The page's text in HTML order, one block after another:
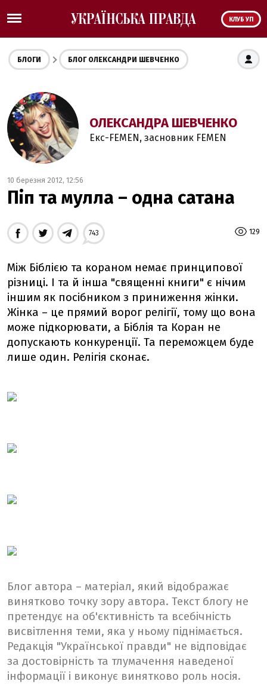
КЛУБ УП
БЛОГИ БЛОГ ОЛЕКСАНДРИ ШЕВЧЕНКО
ОЛЕКСАНДРА ШЕВЧЕНКО
Екс-FEMEN, засновник FEMEN
10 березня 2012, 12:56
Піп та мулла – одна сатана
129
743
Між Біблією та кораном немає принципової
різниці. І та й інша "священні книги" є нічим
іншим як посібником з приниження жінки.
Жінка – це прямий ворог релігії, тому що вона
може підкорювати, а Біблія та Коран не
допускають конкуренції. Та переможцем буде
лише один. Релігія сконає.
Блог автора – матеріал, який відображає
винятково точку зору автора. Текст блогу не
претендує на об'єктивність та всебічність
висвітлення теми, яка у ньому піднімається.
Редакція "Української правди" не відповідає
за достовірність та тлумачення наведеної
інформації і виконує винятково роль носія.